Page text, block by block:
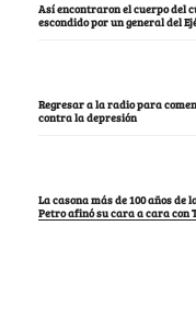
Así encontraron el cuerpo del
escondido por un general del
Regresar a la radio para
contra la depresión
La casona más de 100 años de
Petro afinó su cara a cara con